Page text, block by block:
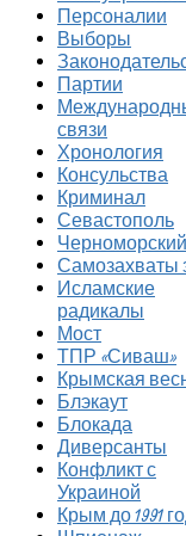
Персоналии
Выборы
Партии
связи
Хронология
Консульства
Криминал
Севастополь
Самозахваты
Исламские
радикалы
Мост
ТПР «Сиваш»
Крымская
Блэкаут
Блокада
Диверсанты
Конфликт с
Украиной
Крым до 1991